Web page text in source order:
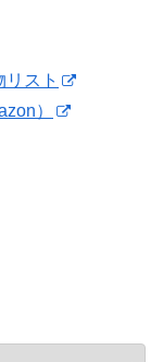
スト
）